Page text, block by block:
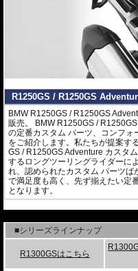
R1250GS / R1250GS
BMW R1250GS / R1250GS
販売。 BMW R1250GS /
の定番カスタム パーツ、コンフォ
をご紹介します。私たちが提案す
GS / R1250GS Adventure カスタ
するロングツーリングライダーに
れ、認められたカスタム パーツば
で満足度も高く、先ず揃えたい定
となります。
■シリーズラインナップ
R1300GSはこちら